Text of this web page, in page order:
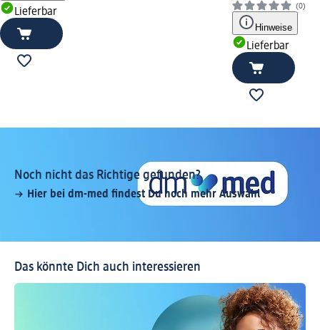
Lieferbar (0)
Hinweise
Lieferbar
Noch nicht das Richtige gefunden?
Hier bei dm-med findest Du noch mehr Auswahl
Das könnte Dich auch interessieren